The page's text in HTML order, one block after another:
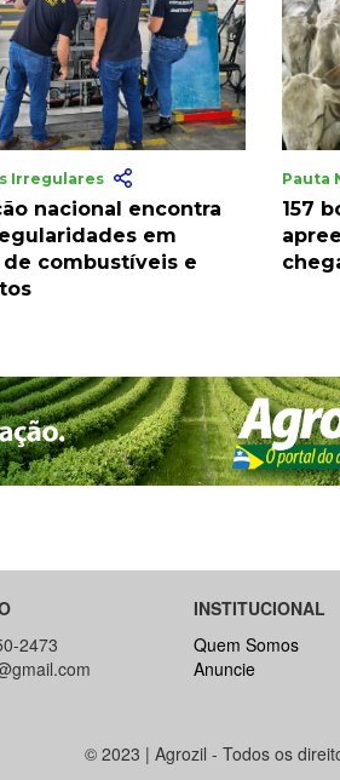
Irregulares
nacional encontra
em
de combustíveis e
Pauta
157
2473
INSTITUCIONAL
Quem Somos
Anuncie
© 2023 | Agrozil - Todos os